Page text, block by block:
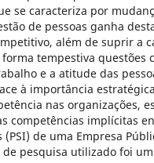
se caracteriza por
de pessoas ganha
além de suprir a
tempestiva questões
e a atitude das
à importância
nas organizações,
competências implícitas
de uma Empresa
de pesquisa utilizado foi